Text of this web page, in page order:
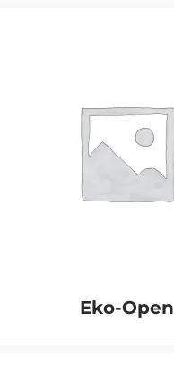
Eko-Open